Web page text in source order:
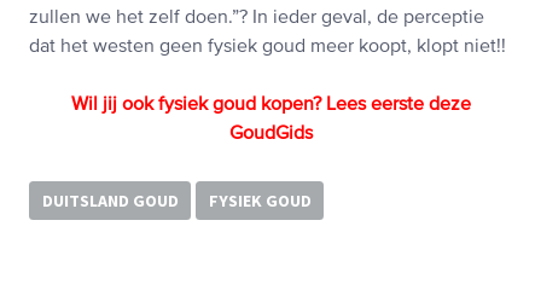
zullen we het zelf doen.”? In ieder geval, de perceptie
dat het westen geen fysiek goud meer koopt, klopt niet!!
Wil jij ook fysiek goud kopen? Lees eerste deze
GoudGids
DUITSLAND GOUD FYSIEK GOUD